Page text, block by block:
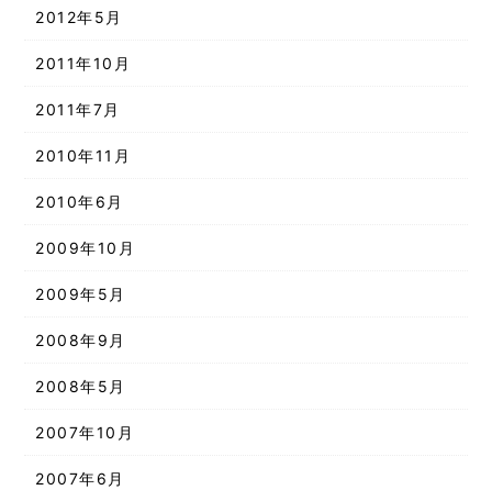
2012年5月
2011年10月
2011年7月
2010年11月
2010年6月
2009年10月
2009年5月
2008年9月
2008年5月
2007年10月
2007年6月